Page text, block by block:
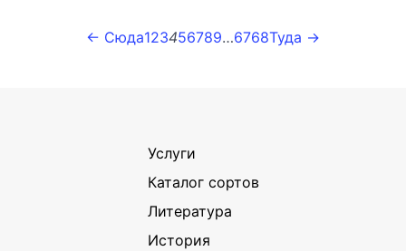
← Сюда123456789…6768Туда →
Услуги
Каталог сортов
Литература
История